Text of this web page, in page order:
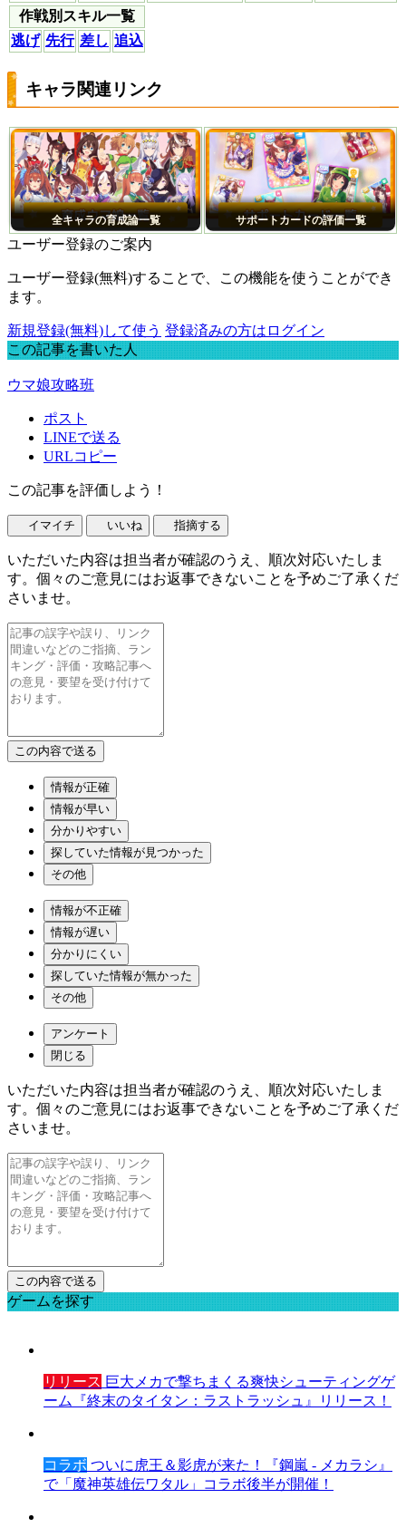
作戦別スキル一覧
逃げ 先行 差し 追込
キャラ関連リンク
全キャラの育成論一覧 サポートカードの評価一覧
ユーザー登録のご案内
ユーザー登録(無料)することで、この機能を使うことができ
ます。
新規登録(無料)して使う 登録済みの方はログイン
この記事を書いた人
ウマ娘攻略班
ポスト
LINEで送る
URLコピー
この記事を評価しよう！
イマイチ いいね 指摘する
いただいた内容は担当者が確認のうえ、順次対応いたしま
す。個々のご意見にはお返事できないことを予めご了承くだ
さいませ。
情報が正確
情報が早い
分かりやすい
探していた情報が見つかった
その他
情報が不正確
情報が遅い
分かりにくい
探していた情報が無かった
その他
アンケート
閉じる
いただいた内容は担当者が確認のうえ、順次対応いたしま
す。個々のご意見にはお返事できないことを予めご了承くだ
さいませ。
ゲームを探す
リリース 巨大メカで撃ちまくる爽快シューティングゲ
ーム『終末のタイタン：ラストラッシュ』リリース！
コラボ ついに虎王＆影虎が来た！『鋼嵐 - メカラシ』
で「魔神英雄伝ワタル」コラボ後半が開催！